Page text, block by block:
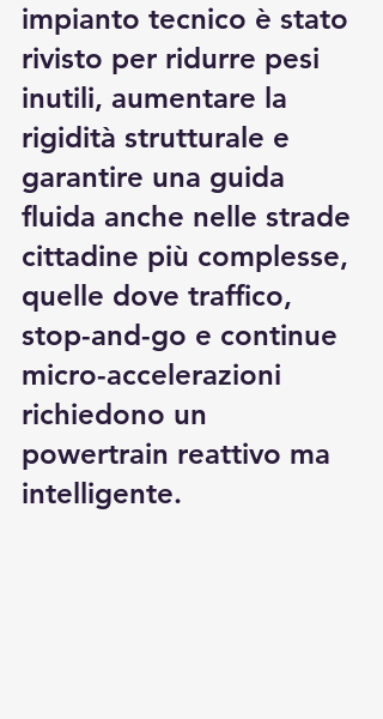
impianto tecnico è stato
rivisto per ridurre pesi
inutili, aumentare la
rigidità strutturale e
garantire una guida
fluida anche nelle strade
cittadine più complesse,
quelle dove traffico,
stop-and-go e continue
micro-accelerazioni
richiedono un
powertrain reattivo ma
intelligente.